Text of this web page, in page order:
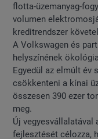
flotta-üzemanyag-
volumen
kreditrendszer
A Volkswagen és
helyszínének
Egyedül az elmúlt év
csökkenteni a kínai
összesen 390 ezer
meg.
Új
fejlesztését célozza,